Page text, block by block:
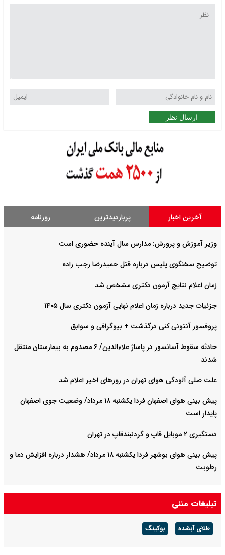
ارسال نظر
آخرین اخبار پربازدیدترین روزنامه
وزیر آموزش و پرورش: مدارس سال آینده حضوری است
توضیح سخنگوی پلیس درباره قتل حمیدرضا رجب زاده
زمان اعلام نتایج آزمون دکتری مشخص شد
جزئیات جدید درباره زمان اعلام نهایی آزمون دکتری سال ۱۴۰۵
پروفسور آنتونی کنی درگذشت + بیوگرافی و سوابق
حادثه سقوط آسانسور در پاساژ علاءالدین/ ۶ مصدوم به بیمارستان منتقل
شدند
علت صلی آلودگی هوای تهران در روزهای اخیر اعلام شد
پیش بینی هوای اصفهان فردا یکشنبه ۱۸ مرداد/ وضعیت جوی اصفهان
پایدار است
دستگیری ۲ موبایل قاپ و گردنبندقاپ در تهران
پیش بینی هوای بوشهر فردا یکشنبه ۱۸ مرداد/ هشدار درباره افزایش دما و
رطوبت
تبلیغات متنی
طلای آبشده بوکینگ